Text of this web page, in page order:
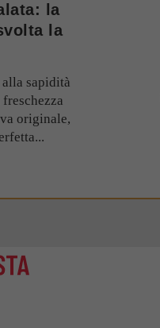
la
la
sapidità
originale,